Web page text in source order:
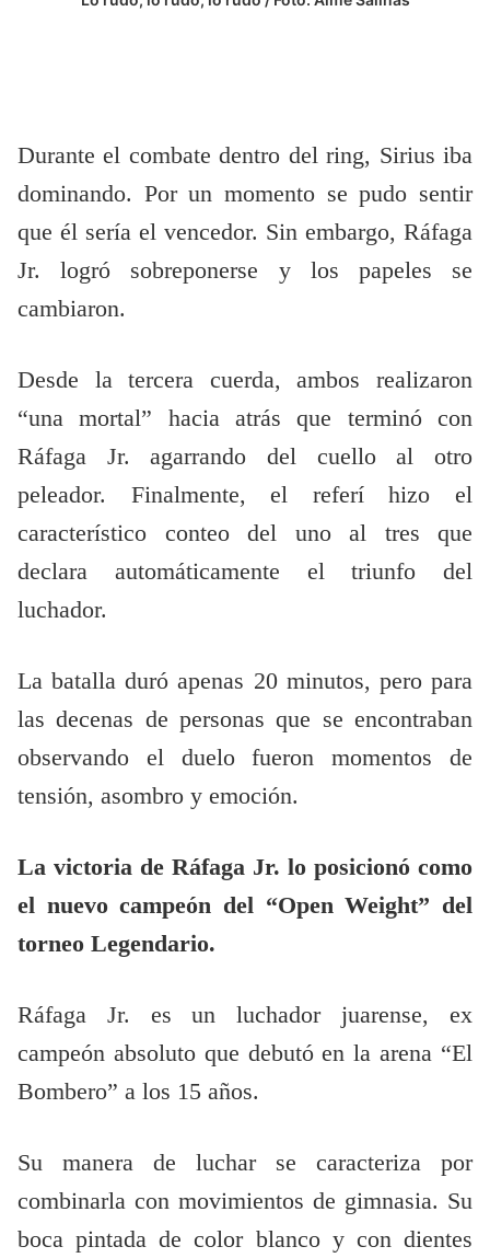
Durante el combate dentro del ring, Sirius iba
dominando. Por un momento se pudo sentir
que él sería el vencedor. Sin embargo, Ráfaga
Jr. logró sobreponerse y los papeles se
cambiaron.
Desde la tercera cuerda, ambos realizaron
“una mortal” hacia atrás que terminó con
Ráfaga Jr. agarrando del cuello al otro
peleador. Finalmente, el referí hizo el
característico conteo del uno al tres que
declara automáticamente el triunfo del
luchador.
La batalla duró apenas 20 minutos, pero para
las decenas de personas que se encontraban
observando el duelo fueron momentos de
tensión, asombro y emoción.
La victoria de Ráfaga Jr. lo posicionó como
el nuevo campeón del “Open Weight” del
torneo Legendario.
Ráfaga Jr. es un luchador juarense, ex
campeón absoluto que debutó en la arena “El
Bombero” a los 15 años.
Su manera de luchar se caracteriza por
combinarla con movimientos de gimnasia. Su
boca pintada de color blanco y con dientes